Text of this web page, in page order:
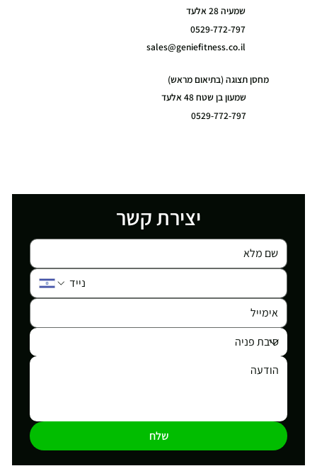
שמעיה 28 אלעד
0529-772-797
sales@geniefitness.co.il
מחסן תצוגה (בתיאום מראש)
שמעון בן שטח 48 אלעד
0529-772-797
יצירת קשר
שלח